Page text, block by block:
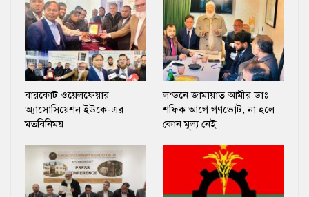
বারকোট ওয়েলফেয়ার
অ্যাসোসিয়েশন ইউকে-এর
মতবিনিময়
লন্ডনে জামায়াত আমীর ডাঃ
শফিক আগে গণভোট, না হলে
কোন মূল্য নেই